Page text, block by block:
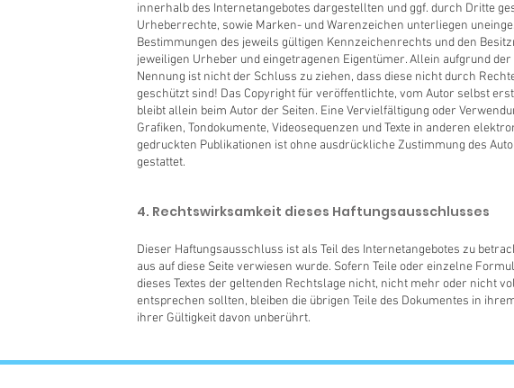
innerhalb des Internetangebotes dargestellten und ggf. durch Dritte
Urheberrechte, sowie Marken- und Warenzeichen unterliegen
Bestimmungen des jeweils gültigen Kennzeichenrechts und den
jeweiligen Urheber und eingetragenen Eigentümer. Allein aufgrund der
Nennung ist nicht der Schluss zu ziehen, dass diese nicht durch
geschützt sind! Das Copyright für veröffentlichte, vom Autor selbst
bleibt allein beim Autor der Seiten. Eine Vervielfältigung oder
Grafiken, Tondokumente, Videosequenzen und Texte in anderen
gedruckten Publikationen ist ohne ausdrückliche Zustimmung des
gestattet.
4. Rechtswirksamkeit dieses Haftungsausschlusses
Dieser Haftungsausschluss ist als Teil des Internetangebotes zu
aus auf diese Seite verwiesen wurde. Sofern Teile oder einzelne
dieses Textes der geltenden Rechtslage nicht, nicht mehr oder nicht
entsprechen sollten, bleiben die übrigen Teile des Dokumentes in
ihrer Gültigkeit davon unberührt.